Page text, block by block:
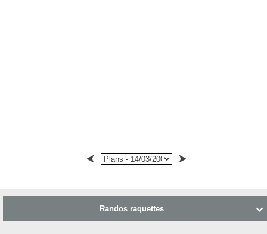

Randos raquettes